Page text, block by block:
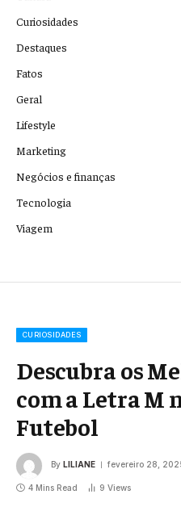
Curiosidades
Destaques
Fatos
Geral
Lifestyle
Marketing
Negócios e finanças
Tecnologia
Viagem
CURIOSIDADES
Descubra os
com a Letra M
Futebol
By LILIANE fevereiro 28,
4 Mins Read 9 Views